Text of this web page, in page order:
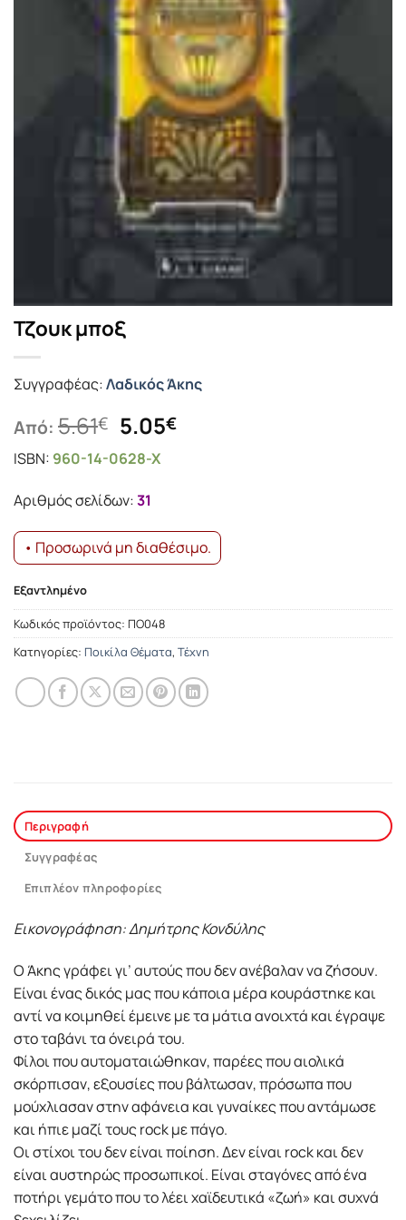
Τζουκ μποξ
Συγγραφέας:Λαδικός Άκης
Από: 5.61€ Original
price
was:
5.61€.
5.05€Η
ISBN: 960-14-0628-X
Αριθμός σελίδων:31
• Προσωρινά μη διαθέσιμο.
Εξαντλημένο
Κωδικός προϊόντος: ΠΟ048
Κατηγορίες: Ποικίλα Θέματα, Τέχνη
Περιγραφή
Συγγραφέας
Επιπλέον πληροφορίες
Εικονογράφηση: Δημήτρης Κονδύλης
Ο Άκης γράφει γι’ αυτούς που δεν ανέβαλαν να ζήσουν.
Είναι ένας δικός μας που κάποια μέρα κουράστηκε και
αντί να κοιμηθεί έμεινε με τα μάτια ανοιχτά και έγραψε
στο ταβάνι τα όνειρά του.
Φίλοι που αυτοματαιώθηκαν, παρέες που αιολικά
σκόρπισαν, εξουσίες που βάλτωσαν, πρόσωπα που
μούχλιασαν στην αφάνεια και γυναίκες που αντάμωσε
και ήπιε μαζί τους rock με πάγο.
Οι στίχοι του δεν είναι ποίηση. Δεν είναι rock και δεν
είναι αυστηρώς προσωπικοί. Είναι σταγόνες από ένα
ποτήρι γεμάτο που το λέει χαϊδευτικά «ζωή» και συχνά